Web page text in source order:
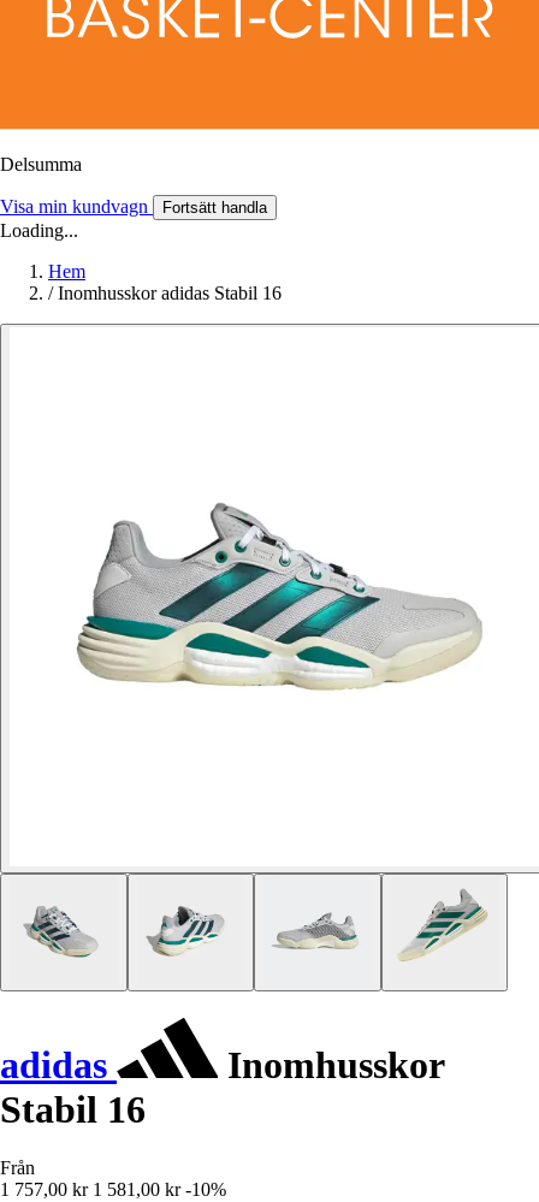
Delsumma
Visa min kundvagn Fortsätt handla
Loading...
Hem
/ Inomhusskor adidas Stabil 16
adidas
Inomhusskor
Stabil 16
Från
1 757,00 kr 1 581,00 kr -10%